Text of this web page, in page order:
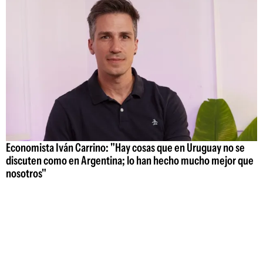
Economista Iván Carrino: "Hay cosas que en Uruguay no se
discuten como en Argentina; lo han hecho mucho mejor que
nosotros"